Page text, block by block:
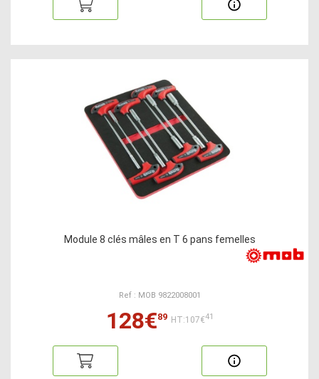
Module 8 clés mâles en T 6 pans femelles
Ref : MOB 9822008001
128€89 HT:107€41